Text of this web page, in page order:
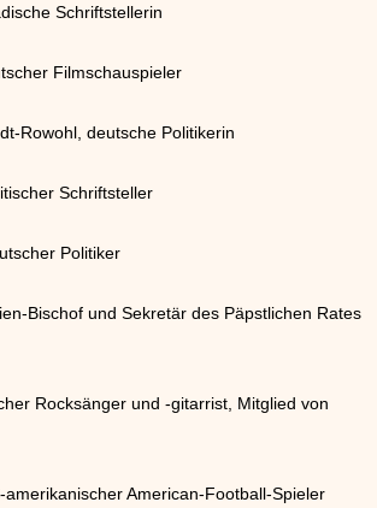
Schriftstellerin
Filmschauspieler
Rowohl, deutsche Politikerin
Schriftsteller
Politiker
Bischof und Sekretär des Päpstlichen Rates
Rocksänger und -gitarrist, Mitglied von
amerikanischer American-Football-Spieler